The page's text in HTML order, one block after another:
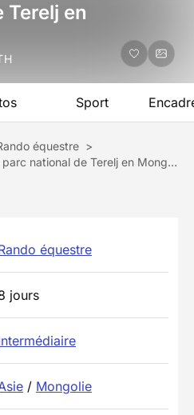
Terelj en
Sport
équestre >
Randonnée à cheval dans le parc national de Terelj en Mongolie
équestre
jours
/ Mongolie